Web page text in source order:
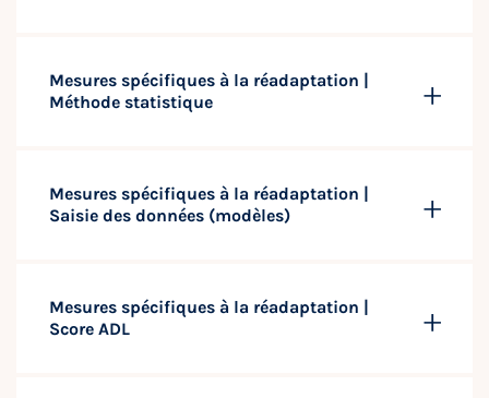
Mesures spécifiques à la réadaptation |
Méthode statistique
Mesures spécifiques à la réadaptation |
Saisie des données (modèles)
Mesures spécifiques à la réadaptation |
Score ADL